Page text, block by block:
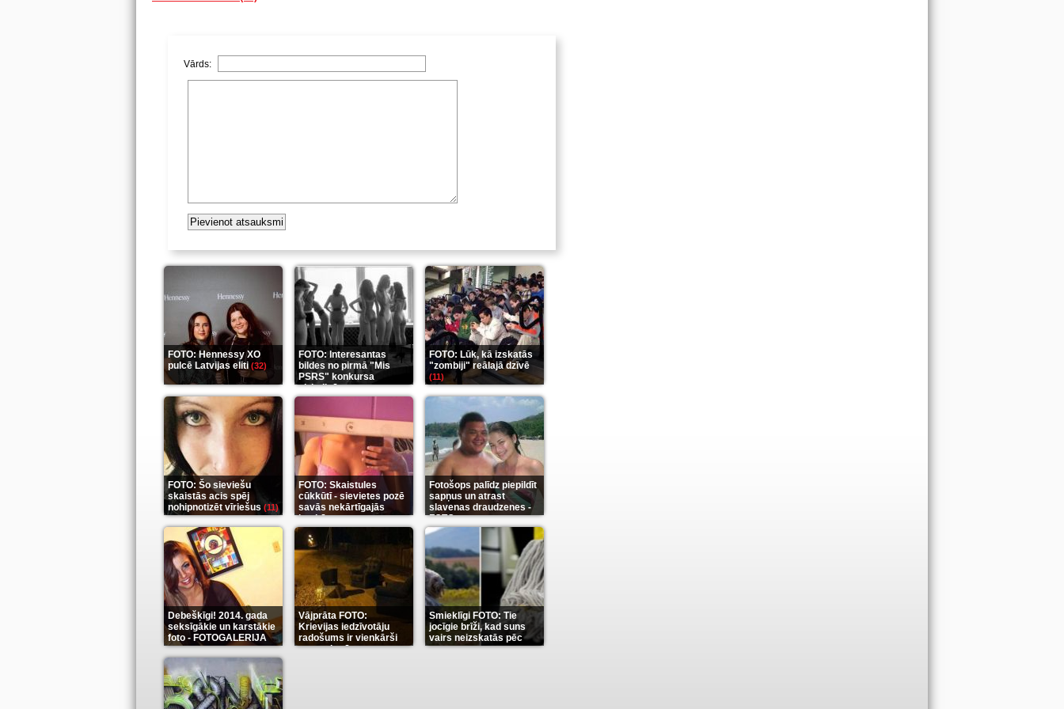
Vārds:
FOTO: Hennessy XO
pulcē Latvijas eliti(32)
FOTO: Interesantas
bildes no pirmā "Mis
PSRS" konkursa
aizkulisēm(12)
FOTO: Lūk, kā izskatās
"zombiji" reālajā dzīvē
(11)
FOTO: Šo sieviešu
skaistās acis spēj
nohipnotizēt vīriešus (11)
FOTO: Skaistules
cūkkūtī - sievietes pozē
savās nekārtīgajās
istabās(12)
Fotošops palīdz piepildīt
sapņus un atrast
slavenas draudzenes -
FOTO(13)
Debešķīgi! 2014. gada
seksīgākie un karstākie
foto - FOTOGALERIJA
(9)
Vājprāta FOTO:
Krievijas iedzīvotāju
radošums ir vienkārši
neaprakstāms(7)
Smieklīgi FOTO: Tie
jocīgie brīži, kad suns
vairs neizskatās pēc
suņa(11)